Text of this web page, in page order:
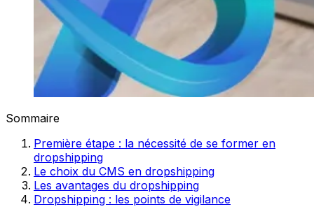
Sommaire
Première étape : la nécessité de se former en
dropshipping
Le choix du CMS en dropshipping
Les avantages du dropshipping
Dropshipping : les points de vigilance